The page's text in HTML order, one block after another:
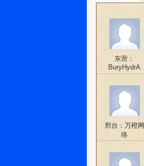
东营：
BuryHydrA
邢台：万橙网
络